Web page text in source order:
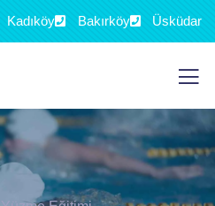
Kadıköy Bakırköy Üsküdar